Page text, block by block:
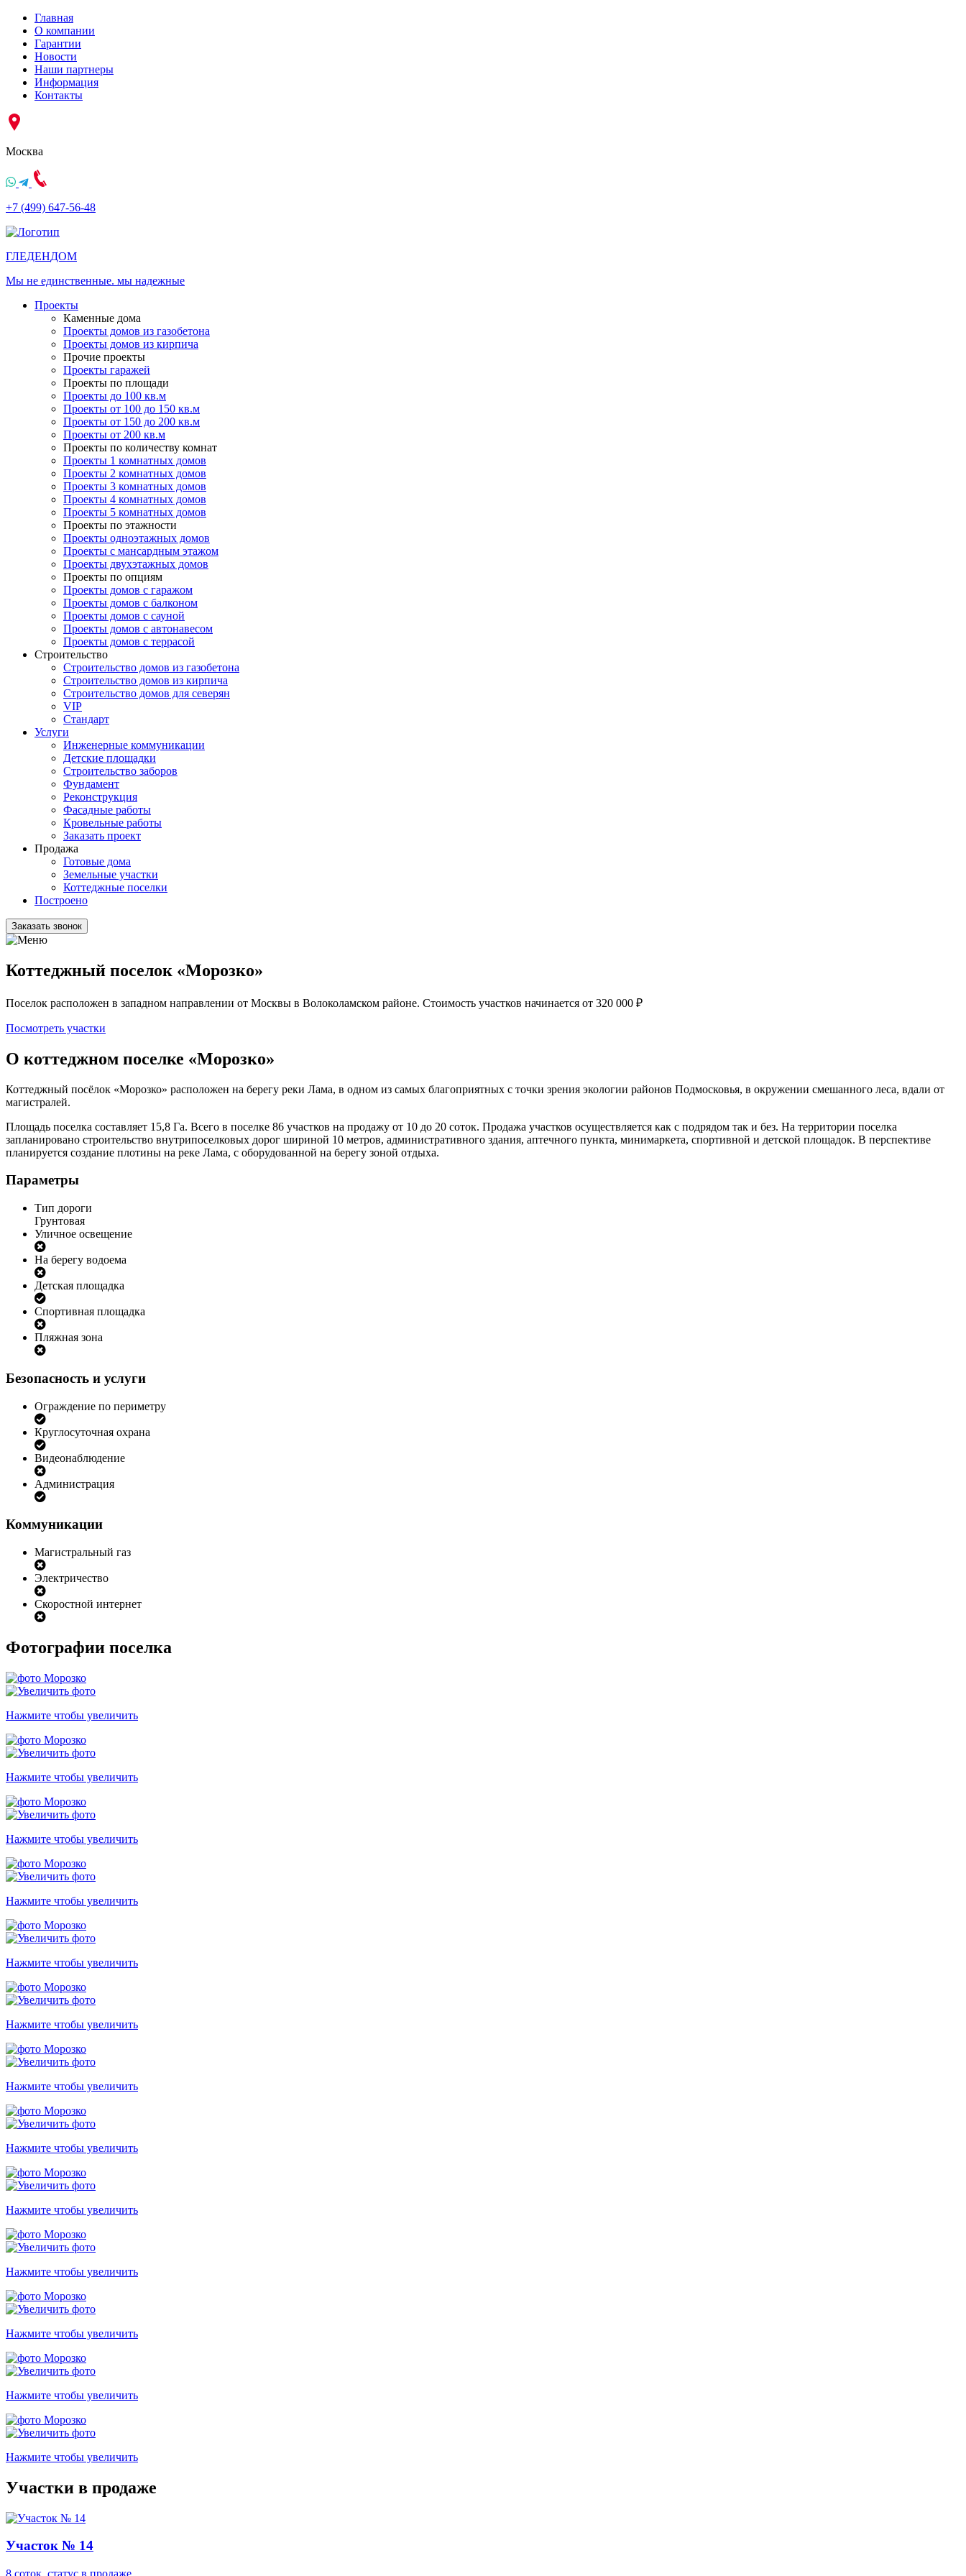
Главная
О компании
Гарантии
Новости
Наши партнеры
Информация
Контакты
Москва
+7 (499) 647-56-48
ГЛЕДЕНДОМ
Мы не единственные. мы надежные
Проекты
Каменные дома
Проекты домов из газобетона
Проекты домов из кирпича
Прочие проекты
Проекты гаражей
Проекты по площади
Проекты до 100 кв.м
Проекты от 100 до 150 кв.м
Проекты от 150 до 200 кв.м
Проекты от 200 кв.м
Проекты по количеству комнат
Проекты 1 комнатных домов
Проекты 2 комнатных домов
Проекты 3 комнатных домов
Проекты 4 комнатных домов
Проекты 5 комнатных домов
Проекты по этажности
Проекты одноэтажных домов
Проекты с мансардным этажом
Проекты двухэтажных домов
Проекты по опциям
Проекты домов с гаражом
Проекты домов с балконом
Проекты домов с сауной
Проекты домов с автонавесом
Проекты домов с террасой
Строительство
Строительство домов из газобетона
Строительство домов из кирпича
Строительство домов для северян
VIP
Стандарт
Услуги
Инженерные коммуникации
Детские площадки
Строительство заборов
Фундамент
Реконструкция
Фасадные работы
Кровельные работы
Заказать проект
Продажа
Готовые дома
Земельные участки
Коттеджные поселки
Построено
Заказать звонок
Коттеджный поселок «Морозко»
Поселок расположен в западном направлении от Москвы в Волоколамском районе. Стоимость участков начинается от 320 000 ₽
Посмотреть участки
О коттеджном поселке «Морозко»
Коттеджный посёлок «Морозко» расположен на берегу реки Лама, в одном из самых благоприятных с точки зрения экологии районов Подмосковья, в окружении смешанного леса, вдали от
магистралей.
Площадь поселка составляет 15,8 Га. Всего в поселке 86 участков на продажу от 10 до 20 соток. Продажа участков осуществляется как с подрядом так и без. На территории поселка
запланировано строительство внутрипоселковых дорог шириной 10 метров, административного здания, аптечного пункта, минимаркета, спортивной и детской площадок. В перспективе
планируется создание плотины на реке Лама, с оборудованной на берегу зоной отдыха.
Параметры
Тип дороги
Грунтовая
Уличное освещение
На берегу водоема
Детская площадка
Спортивная площадка
Пляжная зона
Безопасность и услуги
Ограждение по периметру
Круглосуточная охрана
Видеонаблюдение
Администрация
Коммуникации
Магистральный газ
Электричество
Скоростной интернет
Фотографии поселка
Нажмите чтобы увеличить
Нажмите чтобы увеличить
Нажмите чтобы увеличить
Нажмите чтобы увеличить
Нажмите чтобы увеличить
Нажмите чтобы увеличить
Нажмите чтобы увеличить
Нажмите чтобы увеличить
Нажмите чтобы увеличить
Нажмите чтобы увеличить
Нажмите чтобы увеличить
Нажмите чтобы увеличить
Нажмите чтобы увеличить
Участки в продаже
Участок № 14
8 соток, статус в продаже